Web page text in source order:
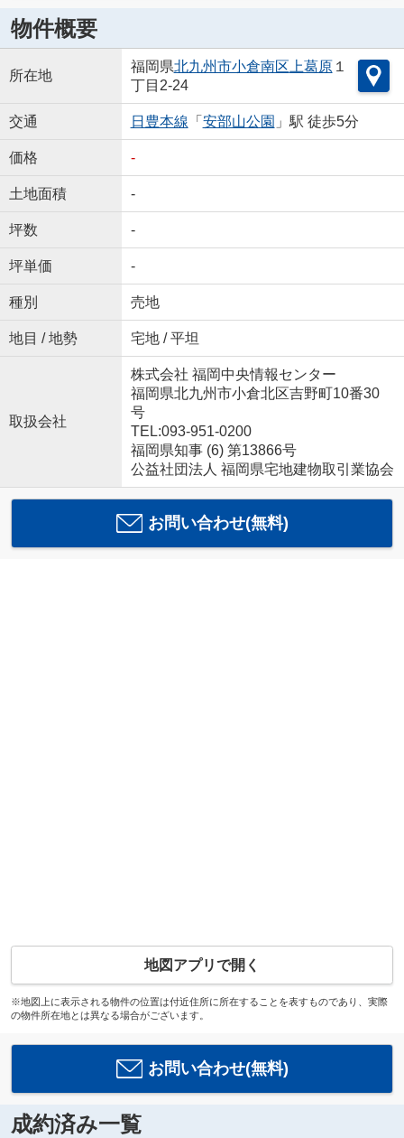
物件概要
所在地
福岡県北九州市小倉南区 上葛原１
丁目2-24
交通 日豊本線 「 安部山公園 」駅 徒歩5分
価格 -
土地面積 -
坪数 -
坪単価 -
種別 売地
地目 / 地勢 宅地 / 平坦
取扱会社
株式会社 福岡中央情報センター
福岡県北九州市小倉北区吉野町10番30
号
TEL:093-951-0200
福岡県知事 (6) 第13866号
公益社団法人 福岡県宅地建物取引業協会
お問い合わせ(無料)
地図アプリで開く
※地図上に表示される物件の位置は付近住所に所在することを表すものであり、実際
の物件所在地とは異なる場合がございます。
お問い合わせ(無料)
成約済み一覧